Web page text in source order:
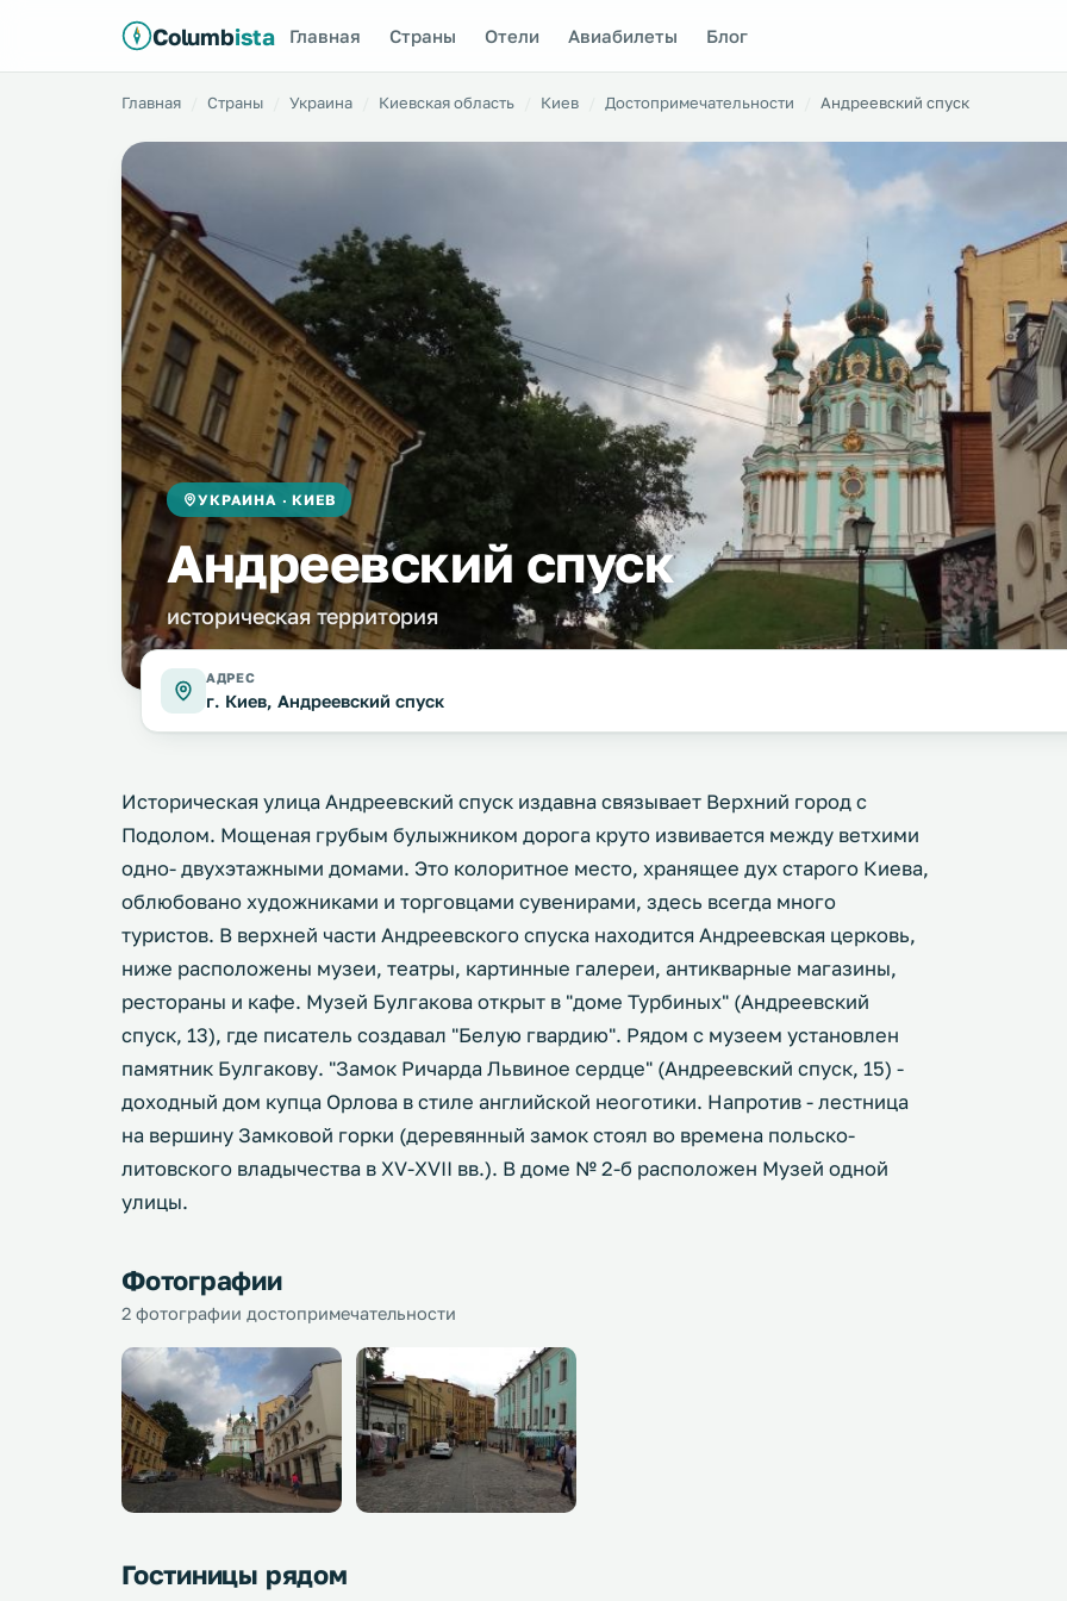
Columbista Главная Страны Отели Авиабилеты Блог
Главная Страны Украина Киевская область Киев Достопримечательности Андреевский спуск
УКРАИНА · КИЕВ
Андреевский спуск
историческая территория
АДРЕС
г. Киев, Андреевский спуск
Историческая улица Андреевский спуск издавна связывает Верхний город с
Подолом. Мощеная грубым булыжником дорога круто извивается между ветхими
одно- двухэтажными домами. Это колоритное место, хранящее дух старого Киева,
облюбовано художниками и торговцами сувенирами, здесь всегда много
туристов. В верхней части Андреевского спуска находится Андреевская церковь,
ниже расположены музеи, театры, картинные галереи, антикварные магазины,
рестораны и кафе. Музей Булгакова открыт в "доме Турбиных" (Андреевский
спуск, 13), где писатель создавал "Белую гвардию". Рядом с музеем установлен
памятник Булгакову. "Замок Ричарда Львиное сердце" (Андреевский спуск, 15) -
доходный дом купца Орлова в стиле английской неоготики. Напротив - лестница
на вершину Замковой горки (деревянный замок стоял во времена польско-
литовского владычества в XV-XVII вв.). В доме № 2-б расположен Музей одной
улицы.
Фотографии
2 фотографии достопримечательности
Гостиницы рядом